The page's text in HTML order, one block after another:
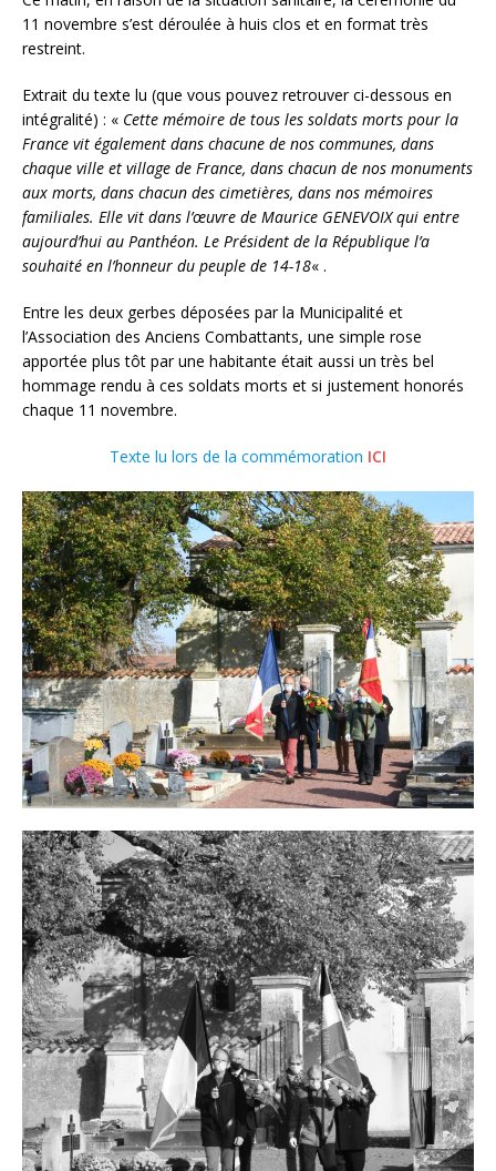
11 novembre s’est déroulée à huis clos et en format très
restreint.
Extrait du texte lu (que vous pouvez retrouver ci-dessous en
intégralité) : « Cette mémoire de tous les soldats morts pour la
France vit également dans chacune de nos communes, dans
chaque ville et village de France, dans chacun de nos monuments
aux morts, dans chacun des cimetières, dans nos mémoires
familiales. Elle vit dans l’œuvre de Maurice GENEVOIX qui entre
aujourd’hui au Panthéon. Le Président de la République l’a
souhaité en l’honneur du peuple de 14-18« .
Entre les deux gerbes déposées par la Municipalité et
l’Association des Anciens Combattants, une simple rose
apportée plus tôt par une habitante était aussi un très bel
hommage rendu à ces soldats morts et si justement honorés
chaque 11 novembre.
Texte lu lors de la commémoration ICI